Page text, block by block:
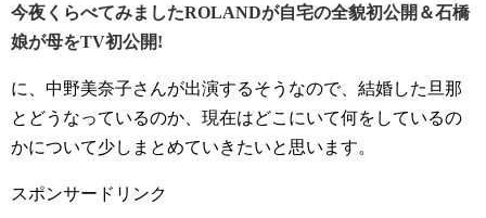
今夜くらべてみましたROLANDが自宅の全貌初公開＆石橋
娘が母をTV初公開!
に、中野美奈子さんが出演するそうなので、結婚した旦那
とどうなっているのか、現在はどこにいて何をしているの
かについて少しまとめていきたいと思います。
スポンサードリンク